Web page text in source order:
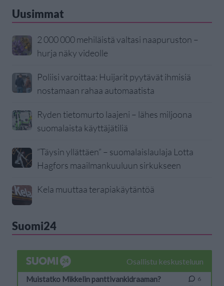
Uusimmat
2 000 000 mehiläistä valtasi naapuruston –
hurja näky videolle
Poliisi varoittaa: Huijarit pyytävät ihmisiä
nostamaan rahaa automaatista
Ryden tietomurto laajeni – lähes miljoona
suomalaista käyttäjätiliä
”Täysin yllättäen” – suomalaislaulaja Lotta
Hagfors maailmankuuluun sirkukseen
Kela muuttaa terapiakäytäntöä
Suomi24